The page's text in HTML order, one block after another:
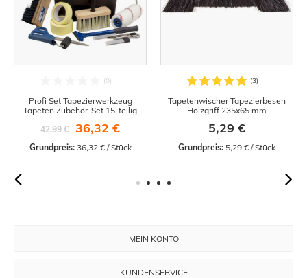
Profi Set Tapezierwerkzeug
Tapeten Zubehör-Set 15-teilig
42,99 €
36,32 €
Grundpreis: 36,32 € / Stück
Tapetenwischer Tapezierbesen
Holzgriff 235x65 mm
5,29 €
Grundpreis: 5,29 € / Stück
MEIN KONTO
KUNDENSERVICE